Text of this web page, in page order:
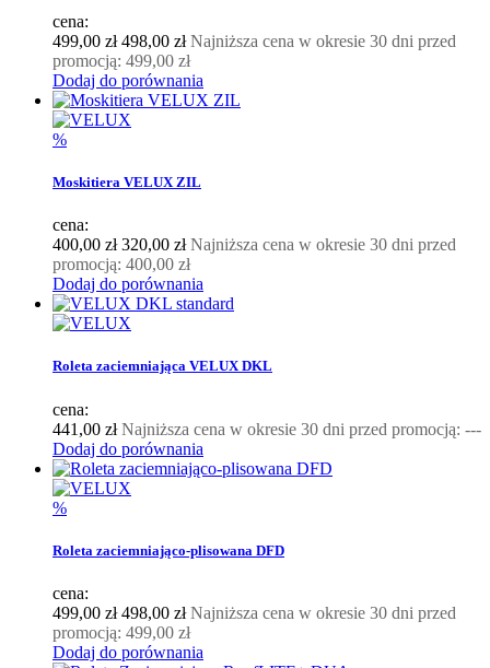
cena:
499,00 zł498,00 złNajniższa cena w okresie 30 dni przed
promocją: 499,00 zł
Dodaj do porównania
%
Moskitiera VELUX ZIL
cena:
400,00 zł320,00 złNajniższa cena w okresie 30 dni przed
promocją: 400,00 zł
Dodaj do porównania
Roleta zaciemniająca VELUX DKL
cena:
441,00 złNajniższa cena w okresie 30 dni przed promocją: ---
Dodaj do porównania
%
Roleta zaciemniająco-plisowana DFD
cena:
499,00 zł498,00 złNajniższa cena w okresie 30 dni przed
promocją: 499,00 zł
Dodaj do porównania